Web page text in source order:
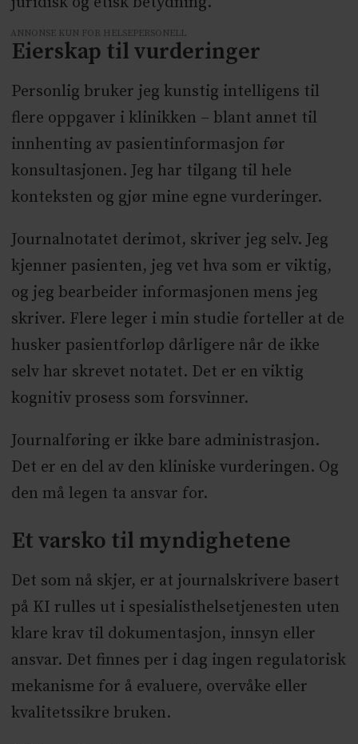
ANNONSE KUN FOR HELSEPERSONELL
Eierskap til vurderinger
Personlig bruker jeg kunstig intelligens til
flere oppgaver i klinikken – blant annet til
innhenting av pasientinformasjon før
konsultasjonen. Jeg har tilgang til hele
konteksten og gjør mine egne vurderinger.
Journalnotatet derimot, skriver jeg selv. Jeg
kjenner pasienten, jeg vet hva som er viktig,
og jeg bearbeider informasjonen mens jeg
skriver. Flere leger i min studie forteller at de
husker pasientforløp dårligere når de ikke
selv har skrevet notatet. Det er en viktig
kognitiv prosess som forsvinner.
Journalføring er ikke bare administrasjon.
Det er en del av den kliniske vurderingen. Og
den må legen ta ansvar for.
Et varsko til myndighetene
Det som nå skjer, er at journalskrivere basert
på KI rulles ut i spesialisthelsetjenesten uten
klare krav til dokumentasjon, innsyn eller
ansvar. Det finnes per i dag ingen regulatorisk
mekanisme for å evaluere, overvåke eller
kvalitetssikre bruken.